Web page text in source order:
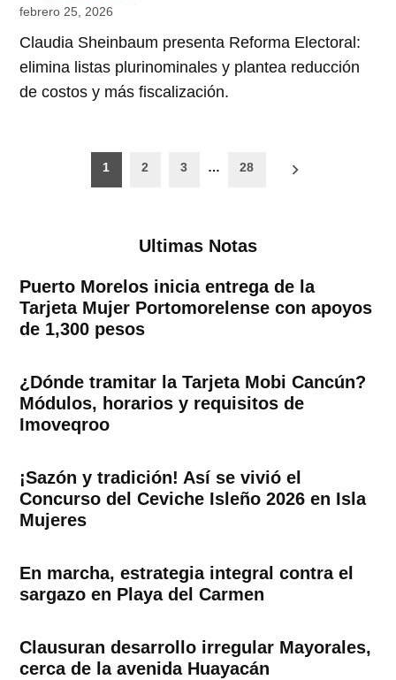
febrero 25, 2026
Claudia Sheinbaum presenta Reforma Electoral:
elimina listas plurinominales y plantea reducción
de costos y más fiscalización.
Paginación
1 2 3 … 28
Ultimas Notas
Puerto Morelos inicia entrega de la
Tarjeta Mujer Portomorelense con apoyos
de 1,300 pesos
¿Dónde tramitar la Tarjeta Mobi Cancún?
Módulos, horarios y requisitos de
Imoveqroo
¡Sazón y tradición! Así se vivió el
Concurso del Ceviche Isleño 2026 en Isla
Mujeres
En marcha, estrategia integral contra el
sargazo en Playa del Carmen
Clausuran desarrollo irregular Mayorales,
cerca de la avenida Huayacán